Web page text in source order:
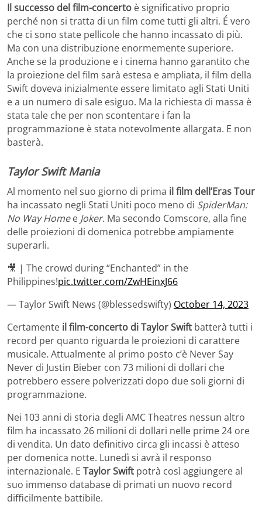
Il successo del film-concerto è significativo proprio
perché non si tratta di un film come tutti gli altri. É vero
che ci sono state pellicole che hanno incassato di più.
Ma con una distribuzione enormemente superiore.
Anche se la produzione e i cinema hanno garantito che
la proiezione del film sarà estesa e ampliata, il film della
Swift doveva inizialmente essere limitato agli Stati Uniti
e a un numero di sale esiguo. Ma la richiesta di massa è
stata tale che per non scontentare i fan la
programmazione è stata notevolmente allargata. E non
basterà.
Taylor Swift Mania
Al momento nel suo giorno di prima il film dell’Eras ​​Tour
ha incassato negli Stati Uniti poco meno di SpiderMan:
No Way Homee Joker. Ma secondo Comscore, alla fine
delle proiezioni di domenica potrebbe ampiamente
superarli.
🎥 | The crowd during “Enchanted” in the
Philippines!pic.twitter.com/ZwHEinxJ66
— Taylor Swift News (@blessedswifty) October 14, 2023
Certamente il film-concerto di Taylor Swift batterà tutti i
record per quanto riguarda le proiezioni di carattere
musicale. Attualmente al primo posto c’è Never Say
Never di Justin Bieber con 73 milioni di dollari che
potrebbero essere polverizzati dopo due soli giorni di
programmazione.
Nei 103 anni di storia degli AMC Theatres nessun altro
film ha incassato 26 milioni di dollari nelle prime 24 ore
di vendita. Un dato definitivo circa gli incassi è atteso
per domenica notte. Lunedì si avrà il responso
internazionale. E Taylor Swift potrà così aggiungere al
suo immenso database di primati un nuovo record
difficilmente battibile.